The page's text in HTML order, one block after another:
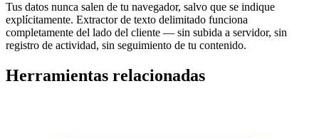
Tus datos nunca salen de tu navegador, salvo que se indique
explícitamente. Extractor de texto delimitado funciona
completamente del lado del cliente — sin subida a servidor, sin
registro de actividad, sin seguimiento de tu contenido.
Herramientas relacionadas